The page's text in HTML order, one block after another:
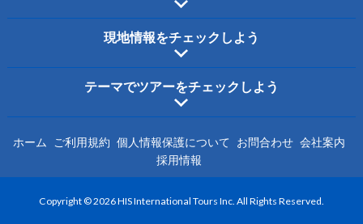
現地情報をチェックしよう
テーマでツアーをチェックしよう
ホーム ご利用規約 個人情報保護について お問合わせ 会社案内
採用情報
Copyright © 2026 HIS International Tours Inc. All Rights Reserved.